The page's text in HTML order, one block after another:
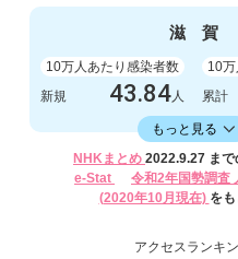
感染者数
426人
新規
累計
219788人 累計
滋 賀
10万人あたり感染者数
新規
43.84人
10
累計
もっと見る
16406.17人
感染者数
620人
新規
232024
NHKまとめ 2022.9.27 ま
e-Stat
令和2年国勢調査
(2020年10月現在) を
アクセスランキ